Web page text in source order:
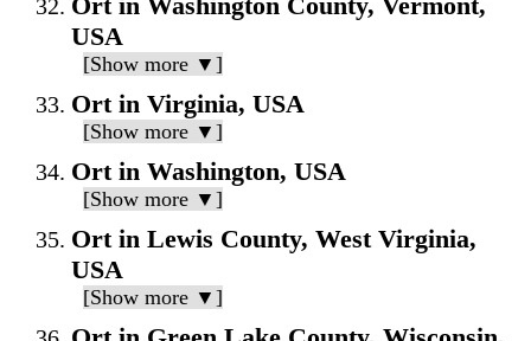
USA
[Show more ▼]
Ort in Virginia, USA
[Show more ▼]
Ort in Washington, USA
[Show more ▼]
Ort in Lewis County, West Virginia,
USA
[Show more ▼]